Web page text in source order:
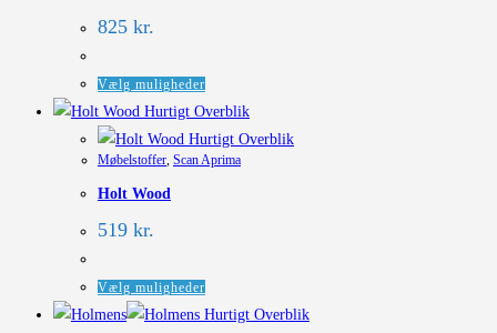
825 kr.
Vælg muligheder
vare
har
flere
vælges
på
Hurtigt Overblik
Hurtigt Overblik
Møbelstoffer, Scan Aprima
Holt Wood
519 kr.
Vælg muligheder
vare
Hurtigt Overblik